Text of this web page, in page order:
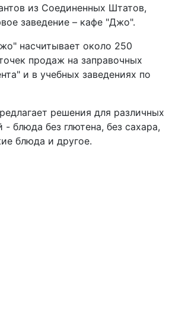
из Соединенных Штатов,
заведение – кафе "Джо".
насчитывает около 250
продаж на заправочных
и в учебных заведениях по
решения для различных
- блюда без глютена, без сахара,
блюда и другое.